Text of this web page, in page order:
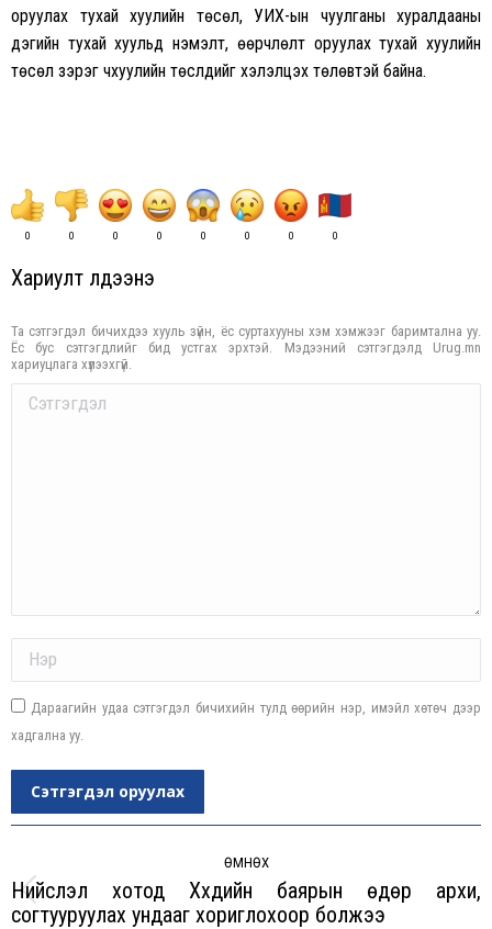
оруулах тухай хуулийн төсөл, УИХ-ын чуулганы хуралдааны
дэгийн тухай хуульд нэмэлт, өөрчлөлт оруулах тухай хуулийн
төсөл зэрэг чхуулийн төслүүдийг хэлэлцэх төлөвтэй байна.
0 0 0 0 0 0 0 0
Хариулт үлдээнэ үү
Та сэтгэгдэл бичихдээ хууль зүйн, ёс суртахууны хэм хэмжээг баримтална уу.
Ёс бус сэтгэгдлийг бид устгах эрхтэй. Мэдээний сэтгэгдэлд Urug.mn
хариуцлага хүлээхгүй.
Comment
Дараагийн удаа сэтгэгдэл бичихийн тулд өөрийн нэр, имэйл хөтөч дээр
хадгална уу.
Сэтгэгдэл оруулах
navigation
ӨМНӨХ
Previous
Нийслэл хотод Хүүхдийн баярын өдөр архи,
согтууруулах ундааг хориглохоор болжээ